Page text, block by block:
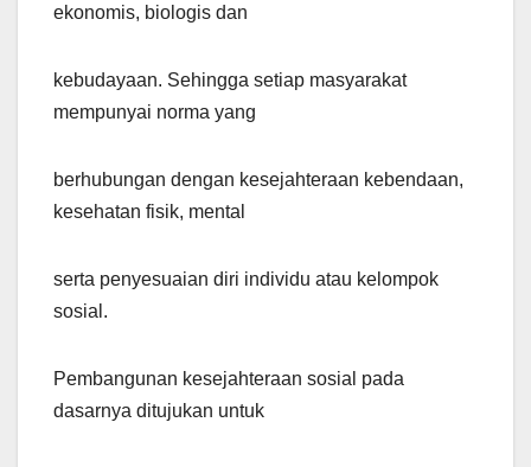
ekonomis, biologis dan
kebudayaan. Sehingga setiap masyarakat
mempunyai norma yang
berhubungan dengan kesejahteraan kebendaan,
kesehatan fisik, mental
serta penyesuaian diri individu atau kelompok
sosial.
Pembangunan kesejahteraan sosial pada
dasarnya ditujukan untuk